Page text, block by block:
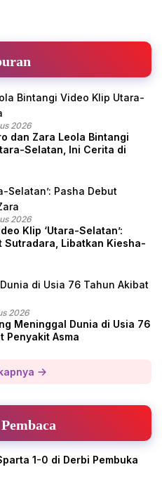
2026
dan Zara Leola Bintangi
Selatan, Ini Cerita di
2026
Klip ‘Utara-Selatan’:
Sutradara, Libatkan Kiesha-
2026
Meninggal Dunia di Usia 76
Penyakit Asma
1-0 di Derbi Pembuka